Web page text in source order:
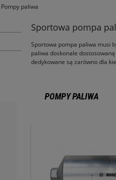
Pompy paliwa
Sportowa pompa
Sportowa pompa paliwa musi
paliwa doskonale
dedykowane są zarówno dla
POMPY PALIWA